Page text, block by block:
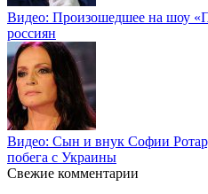
Видео: Произошедшее на шоу
россиян
Видео: Сын и внук Софии
побега с Украины
Свежие комментарии